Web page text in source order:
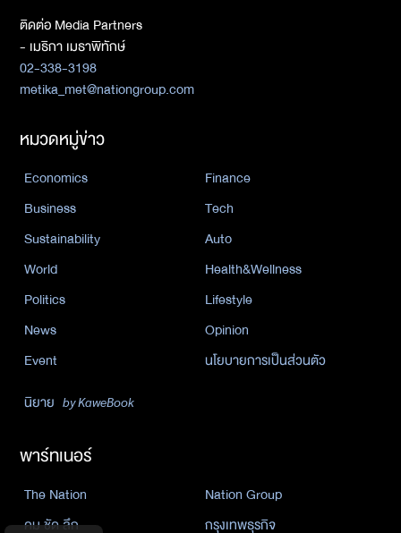
ติดต่อ Media Partners
- เมธิกา เมธาพิทักษ์
02-338-3198
metika_met@nationgroup.com
หมวดหมู่ข่าว
Economics
Finance
Business
Tech
Sustainability
Auto
World
Health&Wellness
Politics
Lifestyle
News
Opinion
Event
นโยบายการเป็นส่วนตัว
นิยาย by KaweBook
พาร์ทเนอร์
The Nation
Nation Group
คม ชัด ลึก
กรุงเทพธุรกิจ